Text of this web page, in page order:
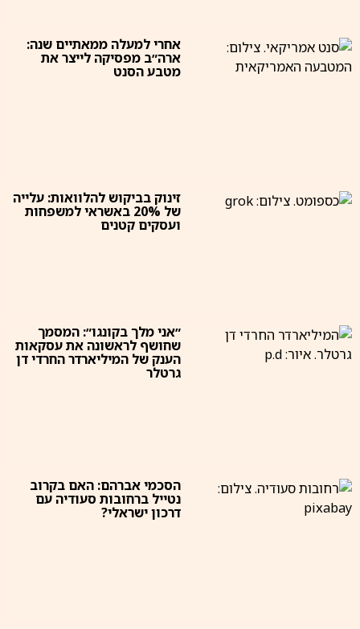
אחרי למעלה ממאתיים שנה:
ארה״ב מפסיקה לייצר את
מטבע הסנט
זינוק בביקוש להלוואות: עלייה
של 20% באשראי למשפחות
ועסקים קטנים
״אני מלך בקונגו״: המסמך
שחושף לראשונה את עסקאות
הענק של המיליארדר החרדי דן
גרטלר
הסכמי אברהם: האם בקרוב
נטייל ברחובות סעודיה עם
דרכון ישראלי?